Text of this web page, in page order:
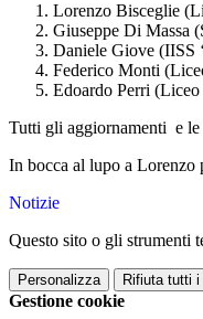
Lorenzo Bisceglie
Giuseppe Di Massa
Daniele Giove (IISS
Federico Monti
Edoardo Perri
Tutti gli aggiornamenti e
In bocca al lupo a Lorenzo
Notizie
Questo sito o gli strumenti
Personalizza Rifiuta tutti i
Gestione cookie